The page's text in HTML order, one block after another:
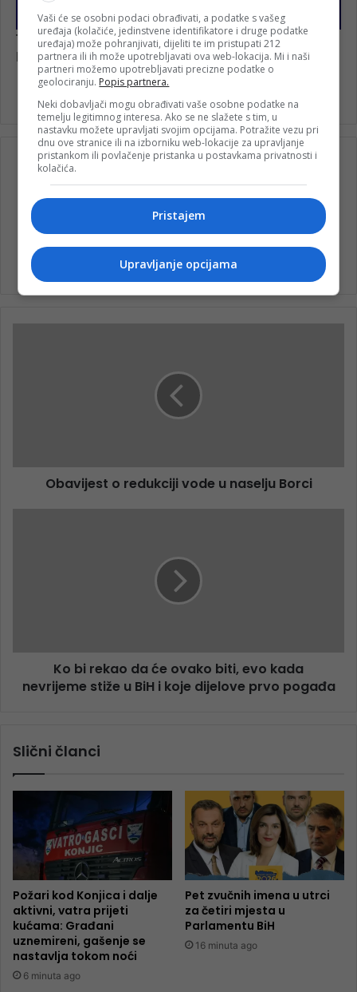
nk 1
Obavijest o redukciji vode u naselju Borci
Ko bi rekao da će ovako biti, evo kada
nevrijeme stiže u BiH i koje dijelove prvo pogađa
Slični članci
Požari kod Konjica i dalje
aktivni, vatra prijeti
kućama: Građani
uznemireni, gašenje se
nastavlja tokom noći
6 minuta ago
Pet zvučnih imena u utrci
za četiri mjesta u
Parlamentu BiH
16 minuta ago
Vaši će se osobni podaci obrađivati, a podatke s vašeg
uređaja (kolačiće, jedinstvene identifikatore i druge podatke
uređaja) može pohranjivati, dijeliti te im pristupati 212
partnera ili ih može upotrebljavati ova web-lokacija. Mi i naši
partneri možemo upotrebljavati precizne podatke o
geolociranju. Popis partnera.
Neki dobavljači mogu obrađivati vaše osobne podatke na
temelju legitimnog interesa. Ako se ne slažete s tim, u
nastavku možete upravljati svojim opcijama. Potražite vezu pri
dnu ove stranice ili na izborniku web-lokacije za upravljanje
pristankom ili povlačenje pristanka u postavkama privatnosti i
kolačića.
Pristajem
Upravljanje opcijama